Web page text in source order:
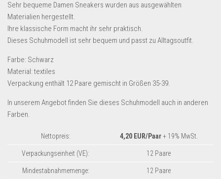
Sport & Freizeit
Uhren & Schmuck
Wohnen & Einrichten
Restposten-Angebote
Dropshipping-Produkte
B2B Produkte
Grosshandel
Sehr bequeme Damen Sneakers wurden aus ausgewählten
Materialien hergestellt.
Ihre klassische Form macht ihr sehr praktisch.
Dieses Schuhmodell ist sehr bequem und passt zu Alltagsoutfit.
Farbe: Schwarz
Material: textiles
Verpackung enthält 12 Paare gemischt in Größen 35-39.
In unserem Angebot finden Sie dieses Schuhmodell auch in anderen
Farben.
Nettopreis: 4,20 EUR/Paar+ 19% MwSt.
Verpackungseinheit (VE): 12 Paare
Mindestabnahmemenge: 12 Paare